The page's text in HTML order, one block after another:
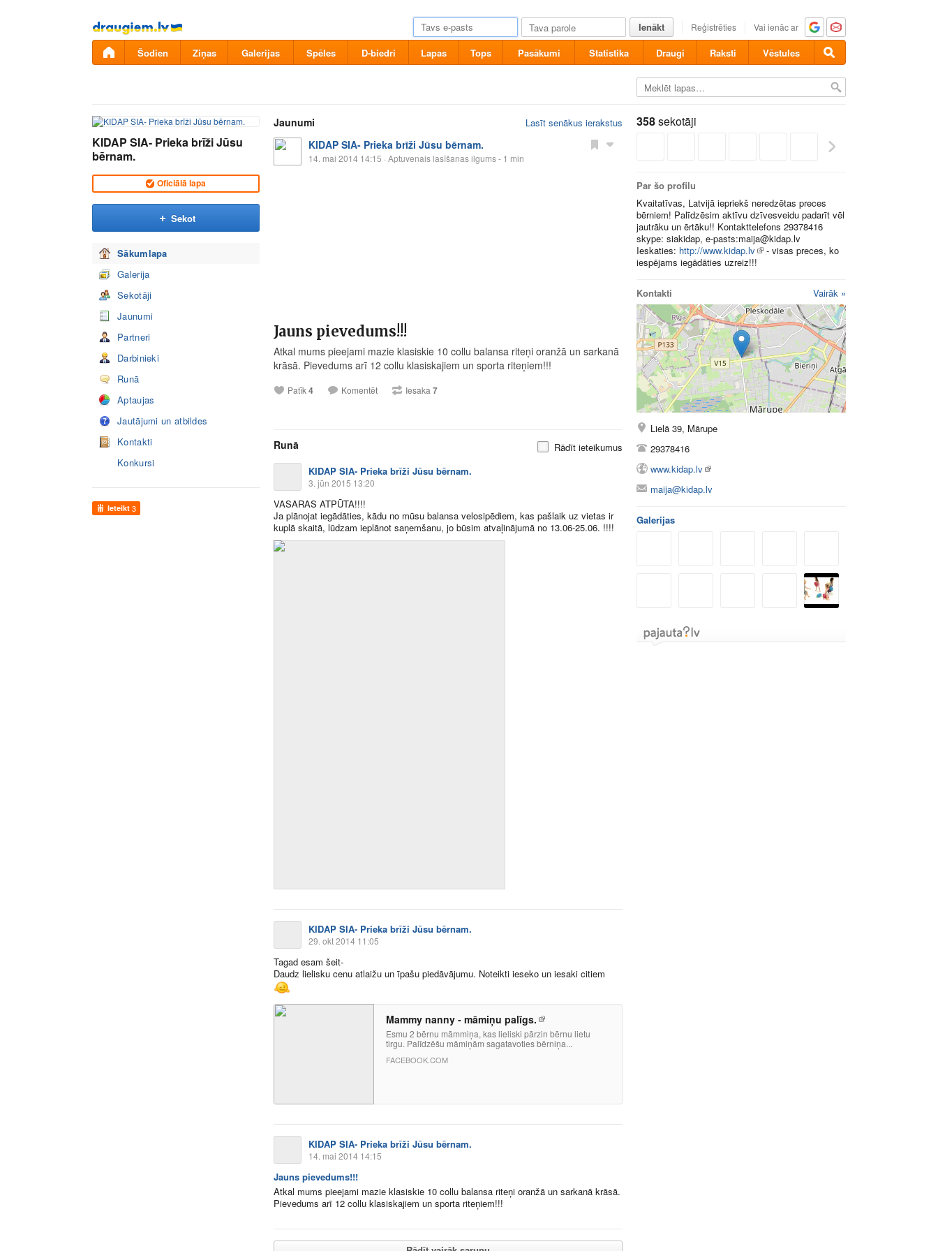
Pāriet
uz
saturu
Ienākt Reģistrēties Vai ienāc ar
Šodien Ziņas Galerijas Spēles D-biedri Lapas Tops Pasākumi Statistika Draugi Raksti Vēstules
KIDAP SIA- Prieka brīži Jūsu
bērnam.
Oficiālā lapa
Sekot
Sākumlapa
Galerija
Sekotāji
Jaunumi
Partneri
Darbinieki
Runā
Aptaujas
Jautājumi un atbildes
Kontakti
Konkursi
Ieteikt 3
Jaunumi Lasīt senākus ierakstus
KIDAP SIA- Prieka brīži Jūsu bērnam.
14. mai 2014 14:15 · Aptuvenais lasīšanas ilgums - 1 min
Jauns pievedums!!!
Atkal mums pieejami mazie klasiskie 10 collu balansa riteņi oranžā un sarkanā
krāsā. Pievedums arī 12 collu klasiskajiem un sporta riteņiem!!!
Patīk4 Komentēt Iesaka 7
Runā
Rādīt ieteikumus
KIDAP SIA- Prieka brīži Jūsu bērnam.
3. jūn 2015 13:20
VASARAS ATPŪTA!!!!
Ja plānojat iegādāties, kādu no mūsu balansa velosipēdiem, kas pašlaik uz vietas ir
kuplā skaitā, lūdzam ieplānot saņemšanu, jo būsim atvaļinājumā no 13.06-25.06. !!!!
KIDAP SIA- Prieka brīži Jūsu bērnam.
29. okt 2014 11:05
Tagad esam šeit-
Daudz lielisku cenu atlaižu un īpašu piedāvājumu. Noteikti ieseko un iesaki citiem
Mammy nanny - māmiņu palīgs.
Esmu 2 bērnu māmmiņa, kas lieliski pārzin bērnu lietu
tirgu. Palīdzēšu māmiņām sagatavoties bērniņa...
FACEBOOK.COM
KIDAP SIA- Prieka brīži Jūsu bērnam.
14. mai 2014 14:15
Jauns pievedums!!!
Atkal mums pieejami mazie klasiskie 10 collu balansa riteņi oranžā un sarkanā krāsā.
Pievedums arī 12 collu klasiskajiem un sporta riteņiem!!!
358sekotāji
Par šo profilu
Kvaitatīvas, Latvijā iepriekš neredzētas preces
bērniem! Palīdzēsim aktīvu dzīvesveidu padarīt vēl
jautrāku un ērtāku!! Kontakttelefons 29378416
skype: siakidap, e-pasts:maija@kidap.lv
Ieskaties: http://www.kidap.lv
- visas preces, ko
iespējams iegādāties uzreiz!!!
Kontakti Vairāk »
Lielā 39, Mārupe
29378416
www.kidap.lv
maija@kidap.lv
Galerijas